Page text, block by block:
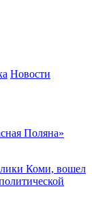
Новости
Поляна»
Коми, вошел